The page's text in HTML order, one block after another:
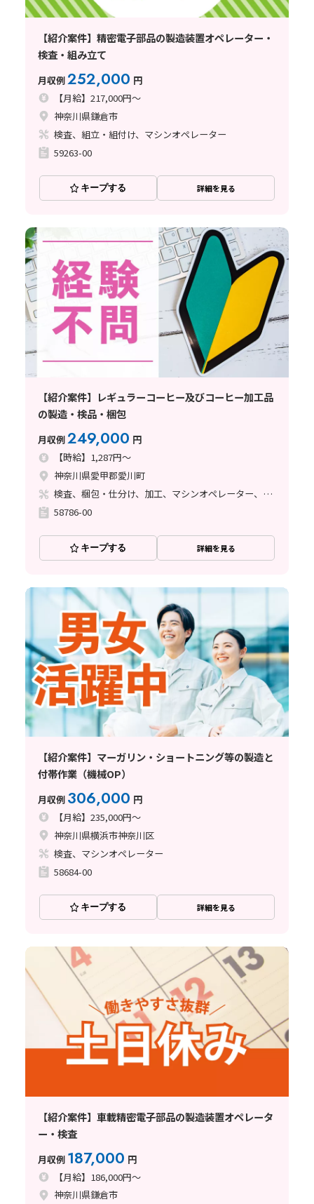
【紹介案件】精密電子部品の製造装置オペレーター・
検査・組み立て
月収例252,000 円
【月給】217,000円～
神奈川県鎌倉市
検査、組立・組付け、マシンオペレーター
59263-00
キープする 詳細を見る
【紹介案件】レギュラーコーヒー及びコーヒー加工品
の製造・検品・梱包
月収例249,000 円
【時給】1,287円～
神奈川県愛甲郡愛川町
検査、梱包・仕分け、加工、マシンオペレーター、清掃・洗浄、その他
58786-00
キープする 詳細を見る
【紹介案件】マーガリン・ショートニング等の製造と
付帯作業（機械OP）
月収例 306,000 円
【月給】235,000円～
神奈川県横浜市神奈川区
検査、マシンオペレーター
58684-00
キープする 詳細を見る
【紹介案件】車載精密電子部品の製造装置オペレータ
ー・検査
月収例 187,000 円
【月給】186,000円～
神奈川県鎌倉市